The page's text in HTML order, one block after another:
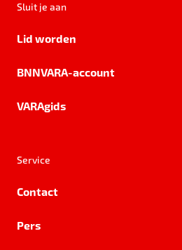
Sluit je aan
Lid worden
BNNVARA-account
VARAgids
Service
Contact
Pers